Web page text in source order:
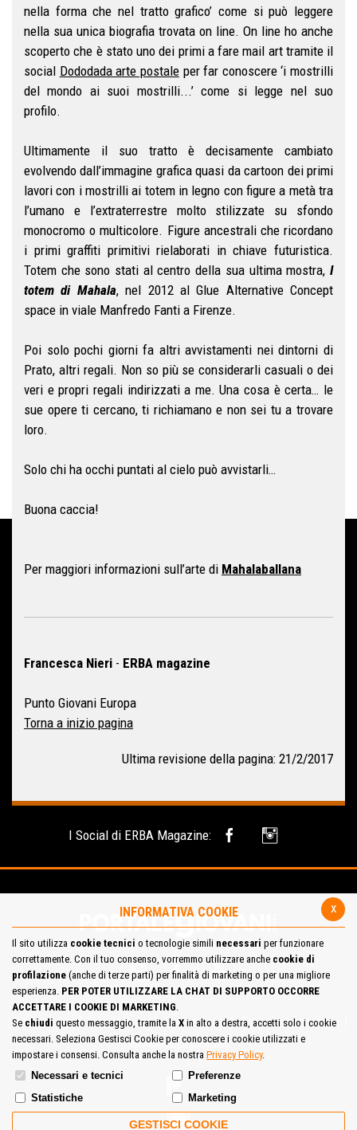
nella forma che nel tratto grafico’ come si può leggere
nella sua unica biografia trovata on line. On line ho anche
scoperto che è stato uno dei primi a fare mail art tramite il
social Dododada arte postaleper far conoscere ‘i mostrilli
del mondo ai suoi mostrilli...’ come si legge nel suo
profilo.
Ultimamente il suo tratto è decisamente cambiato
evolvendo dall’immagine grafica quasi da cartoon dei primi
lavori con i mostrilli ai totem in legno con figure a metà tra
l’umano e l’extraterrestre molto stilizzate su sfondo
monocromo o multicolore. Figure ancestrali che ricordano
i primi graffiti primitivi rielaborati in chiave futuristica.
Totem che sono stati al centro della sua ultima mostra, I
totem di Mahala, nel 2012 al Glue Alternative Concept
space in viale Manfredo Fanti a Firenze.
Poi solo pochi giorni fa altri avvistamenti nei dintorni di
Prato, altri regali. Non so più se considerarli casuali o dei
veri e propri regali indirizzati a me. Una cosa è certa… le
sue opere ti cercano, ti richiamano e non sei tu a trovare
loro.
Solo chi ha occhi puntati al cielo può avvistarli…
Buona caccia!
Per maggiori informazioni sull’arte di Mahalaballana
Francesca Nieri - ERBA magazine
Punto Giovani Europa
Torna a inizio pagina
Ultima revisione della pagina: 21/2/2017
I Social di ERBA Magazine:
Mappa del Sito Privacy Policy Cookie Policy
Contatta la redazione
Cosa pensi del portale
x
INFORMATIVA COOKIE
Il sito utilizza cookie tecnici o tecnologie simili necessari per funzionare
correttamente. Con il tuo consenso, vorremmo utilizzare anche cookie di
profilazione (anche di terze parti) per finalità di marketing o per una migliore
esperienza. PER POTER UTILIZZARE LA CHAT DI SUPPORTO OCCORRE
ACCETTARE I COOKIE DI MARKETING.
Se chiudi questo messaggio, tramite la X in alto a destra, accetti solo i cookie
necessari. Seleziona Gestisci Cookie per conoscere i cookie utilizzati e
impostare i consensi. Consulta anche la nostra Privacy Policy.
Necessari e tecnici
Preferenze
Statistiche
Marketing
GESTISCI COOKIE